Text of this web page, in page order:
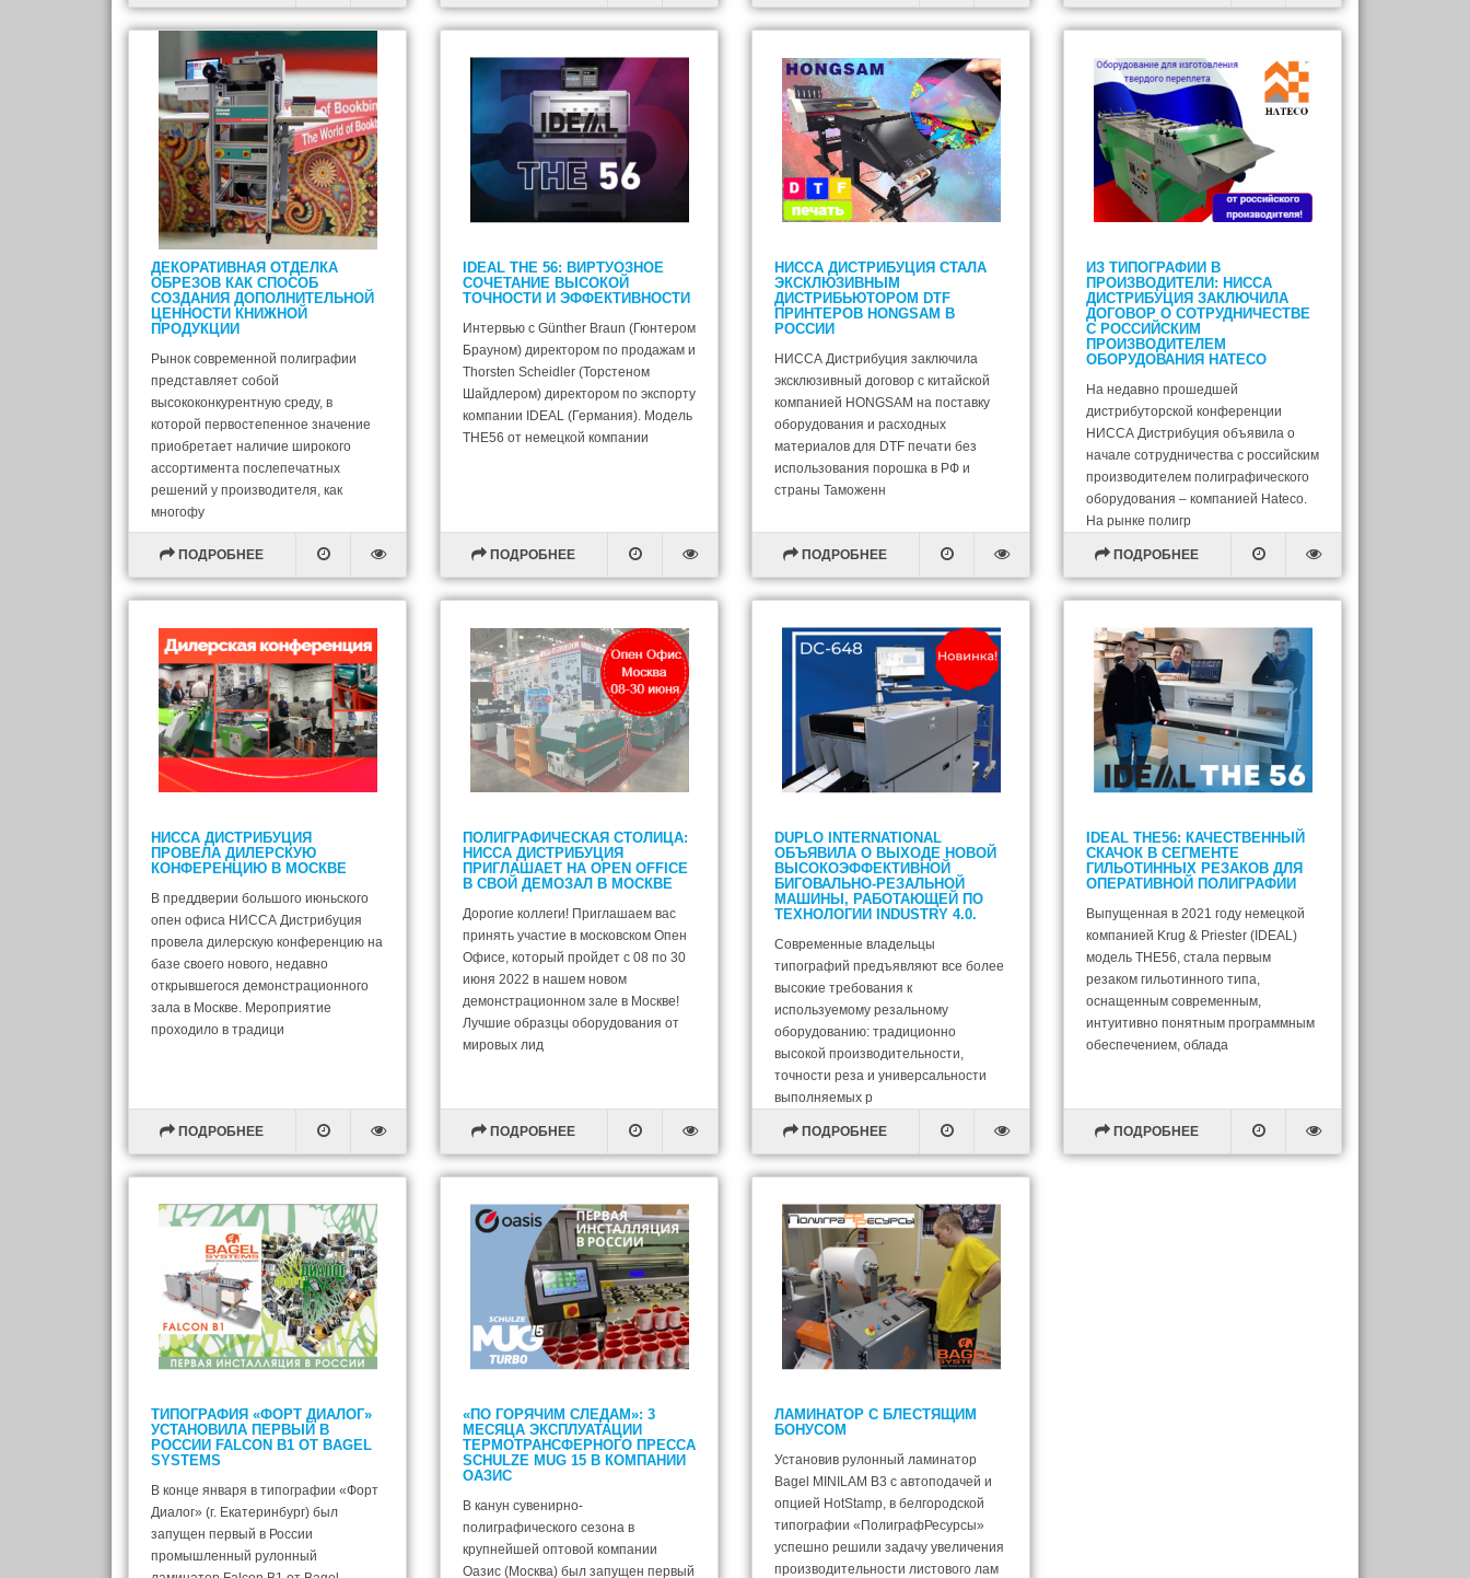
ДЕКОРАТИВНАЯ ОТДЕЛКА
ОБРЕЗОВ КАК СПОСОБ
СОЗДАНИЯ ДОПОЛНИТЕЛЬНОЙ
ЦЕННОСТИ КНИЖНОЙ
ПРОДУКЦИИ
Рынок современной полиграфии
представляет собой
высококонкурентную среду, в
которой первостепенное значение
приобретает наличие широкого
ассортимента послепечатных
решений у производителя, как
многофу
ПОДРОБНЕЕ
IDEAL THE 56: ВИРТУОЗНОЕ
СОЧЕТАНИЕ ВЫСОКОЙ
ТОЧНОСТИ И ЭФФЕКТИВНОСТИ
Интервью с Günther Braun (Гюнтером
Брауном) директором по продажам и
Thorsten Scheidler (Торстеном
Шайдлером) директором по экспорту
компании IDEAL (Германия). Модель
THE56 от немецкой компании
ПОДРОБНЕЕ
НИССА ДИСТРИБУЦИЯ СТАЛА
ЭКСКЛЮЗИВНЫМ
ДИСТРИБЬЮТОРОМ DTF
ПРИНТЕРОВ HONGSAM В
РОССИИ
НИССА Дистрибуция заключила
эксклюзивный договор с китайской
компанией HONGSAM на поставку
оборудования и расходных
материалов для DTF печати без
использования порошка в РФ и
страны Таможенн
ПОДРОБНЕЕ
ИЗ ТИПОГРАФИИ В
ПРОИЗВОДИТЕЛИ: НИССА
ДИСТРИБУЦИЯ ЗАКЛЮЧИЛА
ДОГОВОР О СОТРУДНИЧЕСТВЕ
С РОССИЙСКИМ
ПРОИЗВОДИТЕЛЕМ
ОБОРУДОВАНИЯ HATECO
На недавно прошедшей
дистрибуторской конференции
НИССА Дистрибуция объявила о
начале сотрудничества с российским
производителем полиграфического
оборудования – компанией Hateco.
На рынке полигр
ПОДРОБНЕЕ
НИССА ДИСТРИБУЦИЯ
ПРОВЕЛА ДИЛЕРСКУЮ
КОНФЕРЕНЦИЮ В МОСКВЕ
В преддверии большого июньского
опен офиса НИССА Дистрибуция
провела дилерскую конференцию на
базе своего нового, недавно
открывшегося демонстрационного
зала в Москве. Мероприятие
проходило в традици
ПОДРОБНЕЕ
ПОЛИГРАФИЧЕСКАЯ СТОЛИЦА:
НИССА ДИСТРИБУЦИЯ
ПРИГЛАШАЕТ НА OPEN OFFICE
В СВОЙ ДЕМОЗАЛ В МОСКВЕ
Дорогие коллеги! Приглашаем вас
принять участие в московском Опен
Офисе, который пройдет с 08 по 30
июня 2022 в нашем новом
демонстрационном зале в Москве!
Лучшие образцы оборудования от
мировых лид
ПОДРОБНЕЕ
DUPLO INTERNATIONAL
ОБЪЯВИЛА О ВЫХОДЕ НОВОЙ
ВЫСОКОЭФФЕКТИВНОЙ
БИГОВАЛЬНО-РЕЗАЛЬНОЙ
МАШИНЫ, РАБОТАЮЩЕЙ ПО
ТЕХНОЛОГИИ INDUSTRY 4.0.
Современные владельцы
типографий предъявляют все более
высокие требования к
используемому резальному
оборудованию: традиционно
высокой производительности,
точности реза и универсальности
выполняемых р
ПОДРОБНЕЕ
IDEAL THE56: КАЧЕСТВЕННЫЙ
СКАЧОК В СЕГМЕНТЕ
ГИЛЬОТИННЫХ РЕЗАКОВ ДЛЯ
ОПЕРАТИВНОЙ ПОЛИГРАФИИ
Выпущенная в 2021 году немецкой
компанией Krug & Priester (IDEAL)
модель THE56, стала первым
резаком гильотинного типа,
оснащенным современным,
интуитивно понятным программным
обеспечением, облада
ПОДРОБНЕЕ
ТИПОГРАФИЯ «ФОРТ ДИАЛОГ»
УСТАНОВИЛА ПЕРВЫЙ В
РОССИИ FALCON B1 ОТ BAGEL
SYSTEMS
В конце января в типографии «Форт
Диалог» (г. Екатеринбург) был
запущен первый в России
промышленный рулонный
«ПО ГОРЯЧИМ СЛЕДАМ»: 3
МЕСЯЦА ЭКСПЛУАТАЦИИ
ТЕРМОТРАНСФЕРНОГО ПРЕССА
SCHULZE MUG 15 В КОМПАНИИ
ОАЗИС
В канун сувенирно-
полиграфического сезона в
крупнейшей оптовой компании
Оазис (Москва) был запущен первый
ЛАМИНАТОР С БЛЕСТЯЩИМ
БОНУСОМ
Установив рулонный ламинатор
Bagel MINILAM B3 с автоподачей и
опцией HotStamp, в белгородской
типографии «ПолиграфРесурсы»
успешно решили задачу увеличения
производительности листового лам